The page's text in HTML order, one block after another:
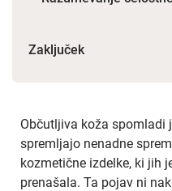
Občutljiva koža spomladi
spremljajo nenadne
kozmetične izdelke, ki jih
prenašala. Ta pojav ni
Zaključek